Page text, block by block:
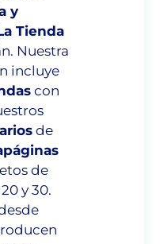
y
Tienda
Nuestra
incluye
con
de
de
y 30.